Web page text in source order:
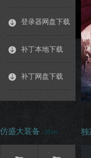
登录器网盘下载
补丁本地下载
补丁网盘下载
仿盛大装备 / More 独